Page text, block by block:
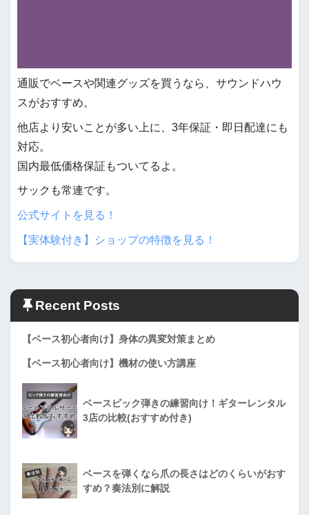
通販でベースや関連グッズを買うなら、サウンドハウ
スがおすすめ。
他店より安いことが多い上に、3年保証・即日配達にも
対応。
国内最低価格保証もついてるよ。
サックも常連です。
公式サイトを見る！
【実体験付き】ショップの特徴を見る！
Recent Posts
【ベース初心者向け】身体の異変対策まとめ
【ベース初心者向け】機材の使い方講座
ベースピック弾きの練習向け！ギターレンタル
3店の比較(おすすめ付き)
ベースを弾くなら爪の長さはどのくらいがおす
すめ？奏法別に解説